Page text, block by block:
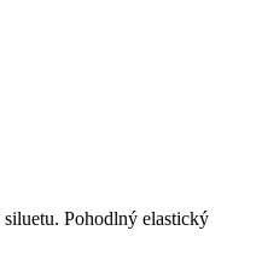
Pohodlný elastický